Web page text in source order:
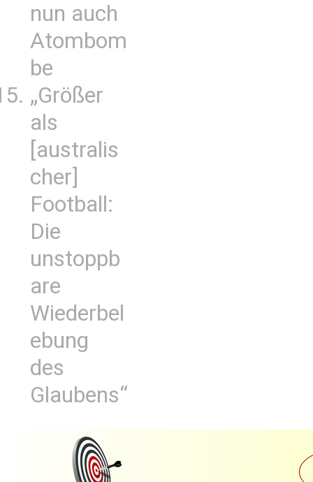
nun auch
Atombom
be
„Größer
als
[australis
cher]
Football:
Die
unstoppb
are
Wiederbel
ebung
des
Glaubens“